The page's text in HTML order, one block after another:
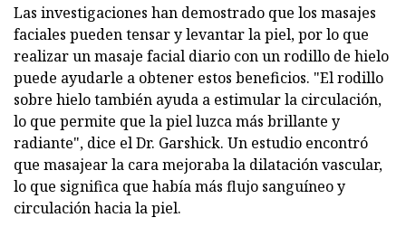
Las investigaciones han demostrado que los masajes
faciales pueden tensar y levantar la piel, por lo que
realizar un masaje facial diario con un rodillo de hielo
puede ayudarle a obtener estos beneficios. "El rodillo
sobre hielo también ayuda a estimular la circulación,
lo que permite que la piel luzca más brillante y
radiante", dice el Dr. Garshick. Un estudio encontró
que masajear la cara mejoraba la dilatación vascular,
lo que significa que había más flujo sanguíneo y
circulación hacia la piel.